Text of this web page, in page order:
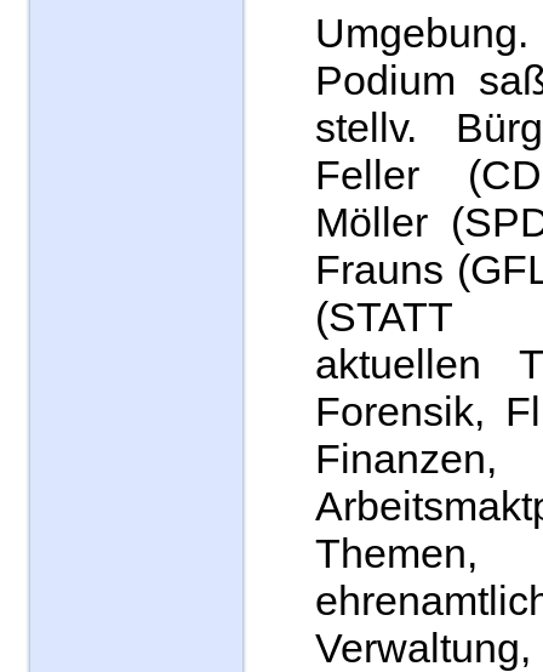
Podium
stellv.
Feller
Möller
Frauns
(STATT
aktuellen
Forensik,